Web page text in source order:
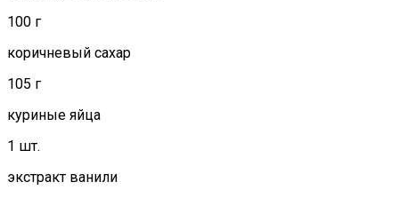
100 г
коричневый сахар
105 г
куриные яйца
1 шт.
экстракт ванили